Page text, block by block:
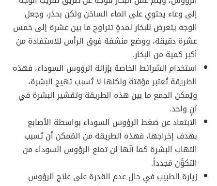
إلى وعاء يحتوي على الماء الساخن ولكن بحذر، وجعل
الوجه يتعرض للبخار لمدةٍ تتراوح ما بين عشرة إلى خمس
عشرة دقيقة، ووضع منشفة فوق الرأس للاستفادة من
أكبر كمية من البخار.
استخدام الشرائط الخاصة بإزالة الرؤوس السوداء، فهذه
الطريقة تُعتبر مؤقتة ولكنها لا تُسبب تهيج البشرة،
ويُمكن الجمع ما بين هذه الطريقة وتقشير البشرة في
آنٍ واحد.
الابتعاد عن ضغط الرؤوس السوداء بواسطة الأصابع
بهدف إخراجها، فهذه الطريقة من المُمكن أن تُسبب
التهاب البشرة كما أنّها لن تمنع الرؤوس السوداء من
التكوُّن مُجدداً.
زيارة الطبيب في حال عدم القدرة على علاج الرؤوس